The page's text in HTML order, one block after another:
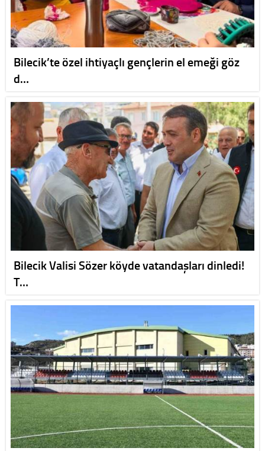
Bilecik’te özel ihtiyaçlı gençlerin el emeği göz
d…
Bilecik Valisi Sözer köyde vatandaşları dinledi!
T…